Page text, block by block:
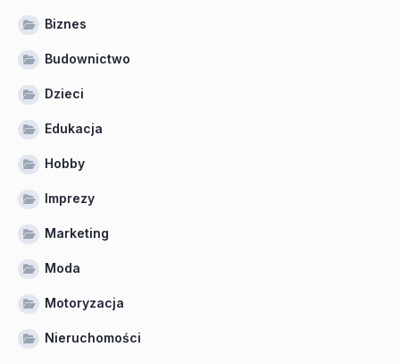
Biznes
Budownictwo
Dzieci
Edukacja
Hobby
Imprezy
Marketing
Moda
Motoryzacja
Nieruchomości